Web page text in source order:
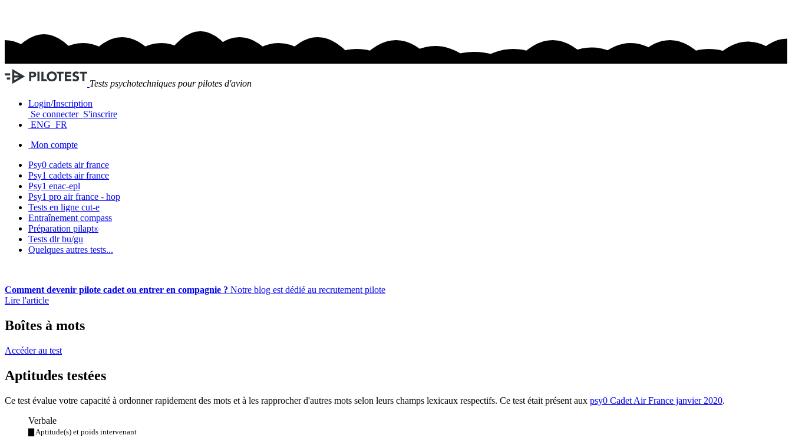
Tests psychotechniques pour pilotes d'avion
Login/Inscription
Se connecter S'inscrire
ENG FR
Mon compte
Psy0 cadets air france
Psy1 cadets air france
Psy1 enac-epl
Psy1 pro air france - hop
Tests en ligne cut-e
Entraînement compass
Préparation pilapt®
Tests dlr bu/gu
Quelques autres tests...
Comment devenir pilote cadet ou entrer en compagnie ? Notre blog est dédié au recrutement pilote
Lire l'article
Boîtes à mots
Accéder au test
Aptitudes testées
Ce test évalue votre capacité à ordonner rapidement des mots et à les rapprocher d'autres mots selon leurs champs lexicaux respectifs. Ce test était présent aux psy0 Cadet Air France janvier 2020.
Verbale
▇ Aptitude(s) et poids intervenant